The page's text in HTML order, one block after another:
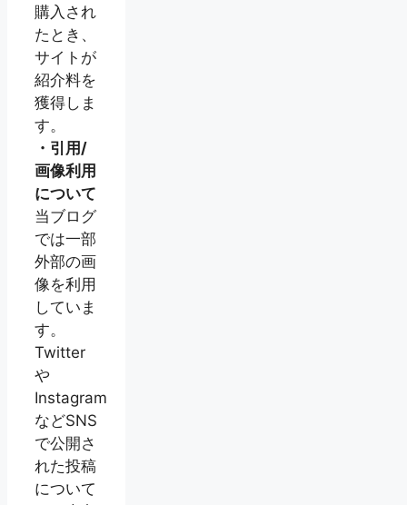
購入され
たとき、
サイトが
紹介料を
獲得しま
す。
・引用/
画像利用
について
当ブログ
では一部
外部の画
像を利用
していま
す。
Twitter
や
Instagram
などSNS
で公開さ
れた投稿
について